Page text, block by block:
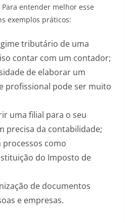
entender melhor esse
exemplos práticos:
tributário de uma
contar com um contador;
de elaborar um
profissional pode ser muito
uma filial para o seu
precisa da contabilidade;
processos como
do Imposto de
de documentos
e empresas.